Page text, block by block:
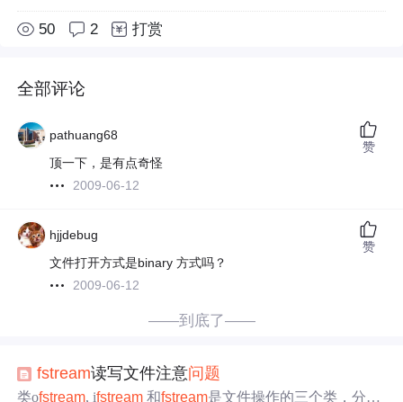
50 2 打赏
全部评论
pathuang68
顶一下，是有点奇怪
2009-06-12
赞
hjjdebug
文件打开方式是binary 方式吗？
2009-06-12
赞
——到底了——
fstream读写文件注意问题
类ofstream, ifstream 和fstream是文件操作的三个类，分别